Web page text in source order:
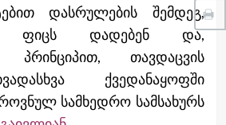
დასრულების შემდეგ,
ფიცს დადებენ და,
პრინციპით, თავდაცვის
ქვედანაყოფში
სამხედრო სამსახურს